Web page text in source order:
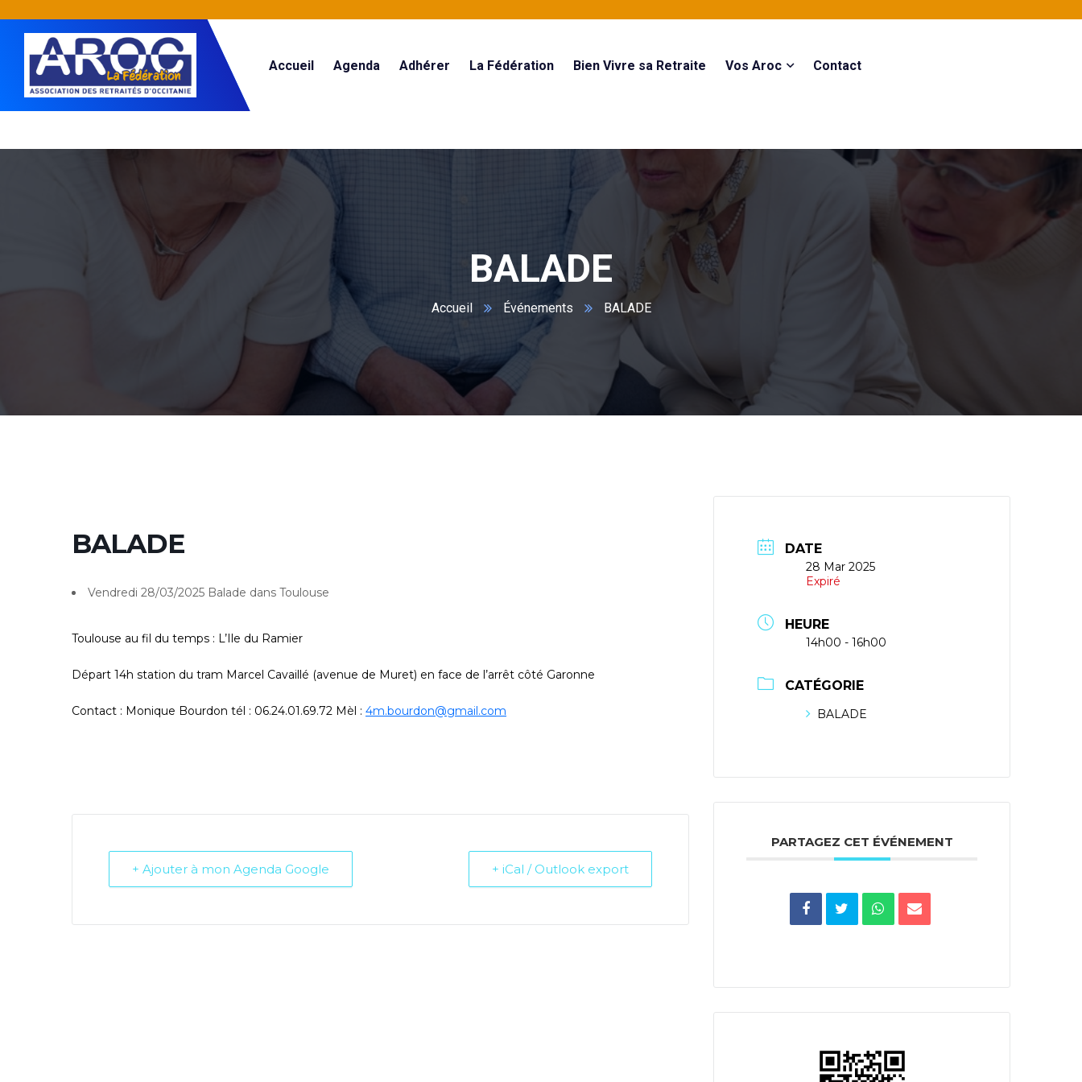
Accueil Agenda Adhérer La Fédération Bien Vivre sa Retraite Vos Aroc Contact
BALADE
Accueil Événements BALADE
BALADE
Vendredi 28/03/2025 Balade dans Toulouse
Toulouse au fil du temps : L’Ile du Ramier
Départ 14h station du tram Marcel Cavaillé (avenue de Muret) en face de l’arrêt côté Garonne
Contact : Monique Bourdon tél : 06.24.01.69.72 Mèl : 4m.bourdon@gmail.com
+ Ajouter à mon Agenda Google + iCal / Outlook export
DATE
28 Mar 2025
Expiré
HEURE
14h00 - 16h00
CATÉGORIE
BALADE
PARTAGEZ CET ÉVÉNEMENT